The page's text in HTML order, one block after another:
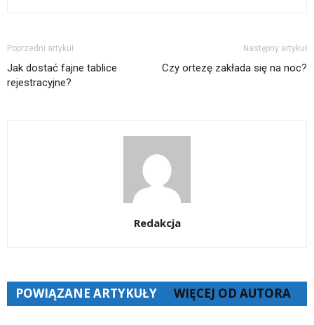
Poprzedni artykuł
Jak dostać fajne tablice
rejestracyjne?
Następny artykuł
Czy ortezę zakłada się na noc?
Redakcja
POWIĄZANE ARTYKUŁY WIĘCEJ OD AUTORA